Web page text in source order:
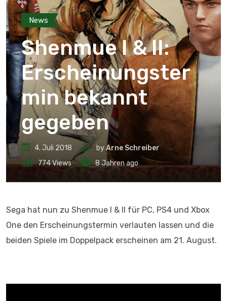
News
Shenmue I & II:
Erscheinungster
min bekannt
gegeben
4. Juli 2018 byArne Schreiber
774Views 8 Jahren ago
Sega hat nun zu Shenmue I & II für PC, PS4 und Xbox
One den Erscheinungstermin verlauten lassen und die
beiden Spiele im Doppelpack erscheinen am 21. August.